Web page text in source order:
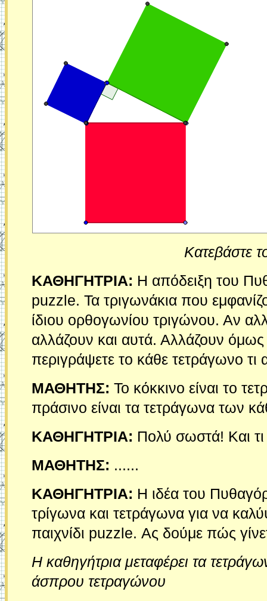
Κατεβάστε
ΚΑΘΗΓΗΤΡΙΑ: Η απόδειξη του
puzzle. Τα τριγωνάκια που
ίδιου ορθογωνίου τριγώνου. Αν
αλλάζουν και αυτά. Αλλάζουν
περιγράψετε το κάθε τετράγωνο τι
ΜΑΘΗΤΗΣ: Το κόκκινο είναι το
πράσινο είναι τα τετράγωνα των
ΚΑΘΗΓΗΤΡΙΑ: Πολύ σωστά! Και
ΜΑΘΗΤΗΣ: ......
ΚΑΘΗΓΗΤΡΙΑ: Η ιδέα του
τρίγωνα και τετράγωνα για να
παιχνίδι puzzle. Ας δούμε πώς
Η καθηγήτρια μεταφέρει τα
άσπρου τετραγώνου